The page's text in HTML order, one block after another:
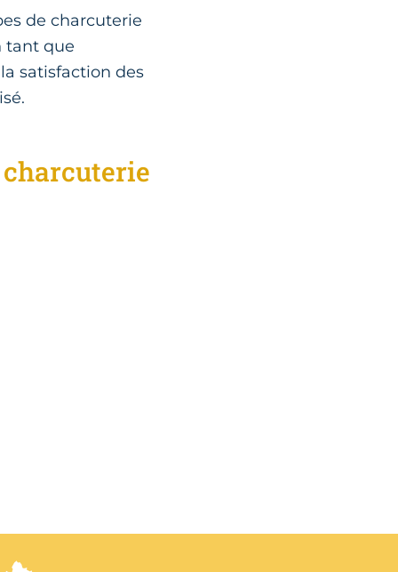
de charcuterie
tant que
satisfaction des